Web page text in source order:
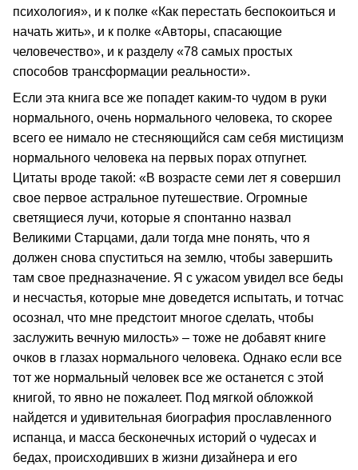
психология», и к полке «Как перестать беспокоиться и
начать жить», и к полке «Авторы, спасающие
человечество», и к разделу «78 самых простых
способов трансформации реальности».
Если эта книга все же попадет каким-то чудом в руки
нормального, очень нормального человека, то скорее
всего ее нимало не стесняющийся сам себя мистицизм
нормального человека на первых порах отпугнет.
Цитаты вроде такой: «В возрасте семи лет я совершил
свое первое астральное путешествие. Огромные
светящиеся лучи, которые я спонтанно назвал
Великими Старцами, дали тогда мне понять, что я
должен снова спуститься на землю, чтобы завершить
там свое предназначение. Я с ужасом увидел все беды
и несчастья, которые мне доведется испытать, и тотчас
осознал, что мне предстоит многое сделать, чтобы
заслужить вечную милость» – тоже не добавят книге
очков в глазах нормального человека. Однако если все
тот же нормальный человек все же останется с этой
книгой, то явно не пожалеет. Под мягкой обложкой
найдется и удивительная биография прославленного
испанца, и масса бесконечных историй о чудесах и
бедах, происходивших в жизни дизайнера и его